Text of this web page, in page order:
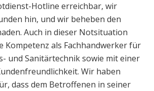
Hotline erreichbar, wir
hin, und wir beheben den
Auch in dieser Notsituation
Kompetenz als Fachhandwerker für
und Sanitärtechnik sowie mit einer
Wir haben
dass dem Betroffenen in seiner